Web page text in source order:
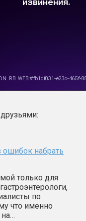
ошибок набрать
только для
по
что именно